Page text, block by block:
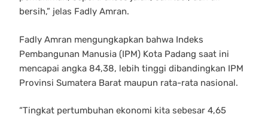
bersih,” jelas Fadly Amran.
Fadly Amran mengungkapkan bahwa Indeks
Pembangunan Manusia (IPM) Kota Padang saat ini
mencapai angka 84,38, lebih tinggi dibandingkan IPM
Provinsi Sumatera Barat maupun rata-rata nasional.
“Tingkat pertumbuhan ekonomi kita sebesar 4,65